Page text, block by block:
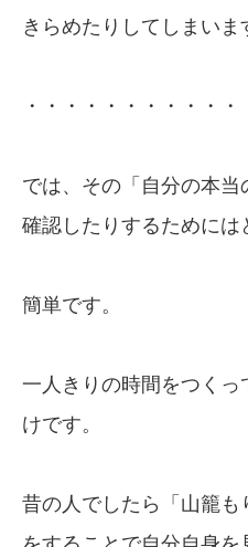
きらめたりしてしまいま
・・・・・・・・・・
では、その「自分の本当
確認したりするためには
簡単です。
一人きりの時間をつく
けです。
昔の人でしたら「山籠